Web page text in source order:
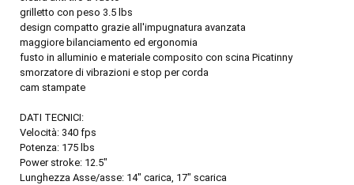
grilletto con peso 3.5 lbs
design compatto grazie all'impugnatura avanzata
maggiore bilanciamento ed ergonomia
fusto in alluminio e materiale composito con scina Picatinny
smorzatore di vibrazioni e stop per corda
cam stampate
DATI TECNICI:
Velocità: 340 fps
Potenza: 175 lbs
Power stroke: 12.5"
Lunghezza Asse/asse: 14" carica, 17" scarica